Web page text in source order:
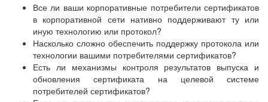
Все ли ваши корпоративные потребители сертификатов
в корпоративной сети нативно поддерживают ту или
иную технологию или протокол?
Насколько сложно обеспечить поддержку протокола или
технологии вашими потребителями сертификатов?
Есть ли механизмы контроля результатов выпуска и
обновления сертификата на целевой системе
потребителей сертификатов?